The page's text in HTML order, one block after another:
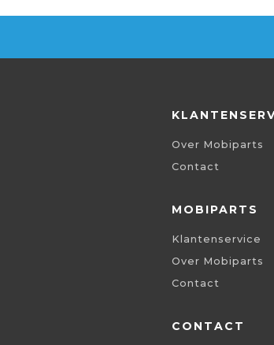
Over Mobiparts
Contact
MOBIPARTS
Klantenservice
Over Mobiparts
Contact
CONTACT